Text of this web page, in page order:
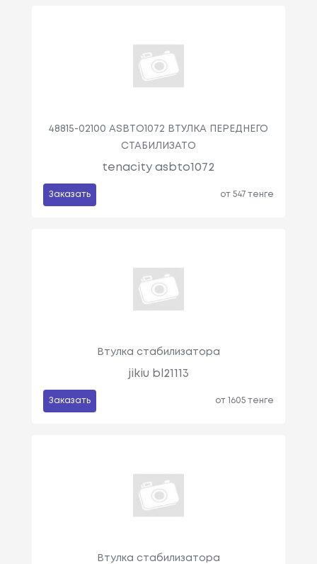
48815-02100 ASBTO1072 ВТУЛКА ПЕРЕДНЕГО
СТАБИЛИЗАТО
tenacity asbto1072
Заказать от 547 тенге
Втулка стабилизатора
jikiu bl21113
Заказать от 1605 тенге
Втулка стабилизатора